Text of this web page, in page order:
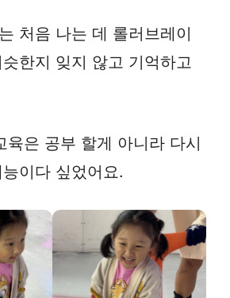
처음 나는 데 롤러브레이
한지 잊지 않고 기억하고
육은 공부 할게 아니라 다시
이다 싶었어요.